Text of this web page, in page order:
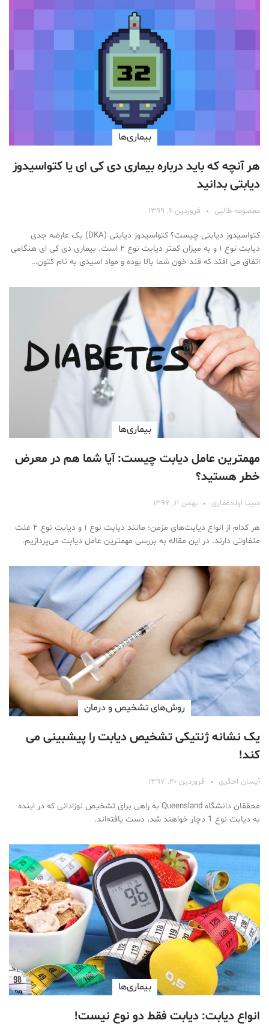
بیماری‌ها
هر آنچه که باید درباره بیماری دی کی ای یا کتواسیدوز
دیابتی بدانید
معصومه طالبی فروردین ۶, ۱۳۹۹
کتواسیدوز دیابتی چیست؟ کتواسیدوز دیابتی (DKA) یک عارضه جدی
دیابت نوع ۱ و به میزان کمتر دیابت نوع ۲ است. بیماری دی کی ای هنگامی
اتفاق می افتد که قند خون شما بالا بوده و مواد اسیدی به نام کتون…
بیماری‌ها
مهمترین عامل دیابت چیست: آیا شما هم در معرض
خطر هستید؟
مبینا اولادغفاری بهمن ۱۱, ۱۳۹۷
هر کدام از انواع دیابت‌های مزمن؛ مانند دیابت نوع ۱ و دیابت نوع ۲ علت
متفاوتی دارند. در این مقاله به بررسی مهمترین عامل دیابت می‌پردازیم.
روش‌های تشخیص و درمان
یک نشانه ژنتیکی تشخیص دیابت را پیشبینی می
کند!
آیسان اخگری فروردین ۲۰, ۱۳۹۷
محققان دانشگاه Queensland به راهی برای تشخیص نوزادانی که در اینده
به دیابت نوع 1 دچار خواهند شد، دست یافته‌اند.
بیماری‌ها
انواع دیابت: دیابت فقط دو نوع نیست!